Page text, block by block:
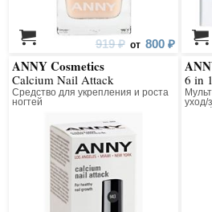
919 ₽ от 800 ₽
ANNY Cosmetics
Calcium Nail Attack
Средство для укрепления и роста
ногтей
6 in
уход/